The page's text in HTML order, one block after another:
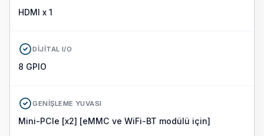
HDMI x 1
DIJITAL I/O
8 GPIO
GENIŞLEME YUVASI
Mini-PCIe [x2] [eMMC ve WiFi-BT modülü için]